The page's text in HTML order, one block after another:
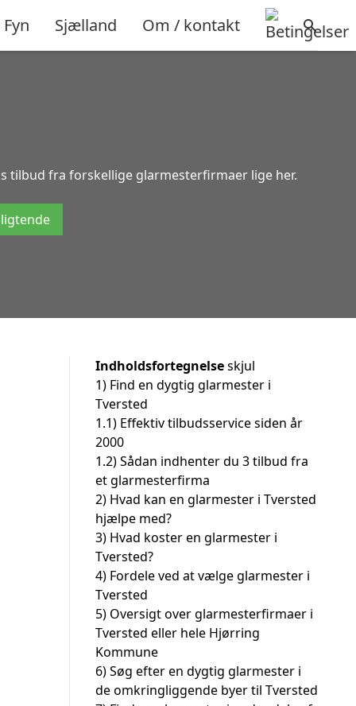
Fyn Sjælland Om / kontakt
tilbud fra forskellige glarmesterfirmaer lige her.
Indholdsfortegnelseskjul
1) Find en dygtig glarmester i
Tversted
1.1) Effektiv tilbudsservice siden år
2000
1.2)Sådan indhenter du 3 tilbud fra
et glarmesterfirma
2) Hvad kan en glarmester i Tversted
hjælpe med?
3) Hvad koster en glarmester i
Tversted?
4) Fordele ved at vælge glarmester i
Tversted
5) Oversigt over glarmesterfirmaer i
Tversted eller hele Hjørring
Kommune
6)Søg efter en dygtig glarmester i
de omkringliggende byer til Tversted